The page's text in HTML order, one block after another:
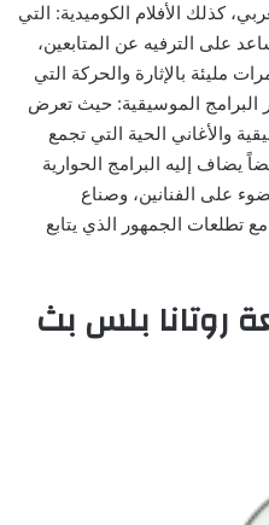
كذلك الأفلام الكوميدية: التي
على الترفيه عن المتابعين،
مليئة بالإثارة والحركة التي
البرامج الموسيقية: حيث تعرض
والأغاني الحية التي تجمع
يضاف إليه البرامج الحوارية
على الفنانين، وصناع
تطلعات الجمهور الذي يتابع
روتانا بلس بث